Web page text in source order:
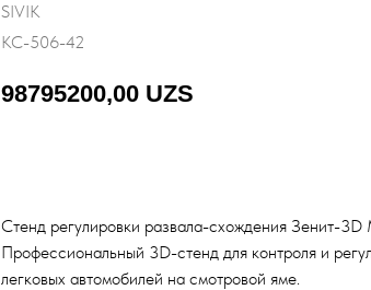
SIVIK
КС-506-42
98795200,00 UZS
Стенд регулировки развала-схождения Зенит-
Профессиональный 3D-стенд для контроля и
легковых автомобилей на смотровой яме.